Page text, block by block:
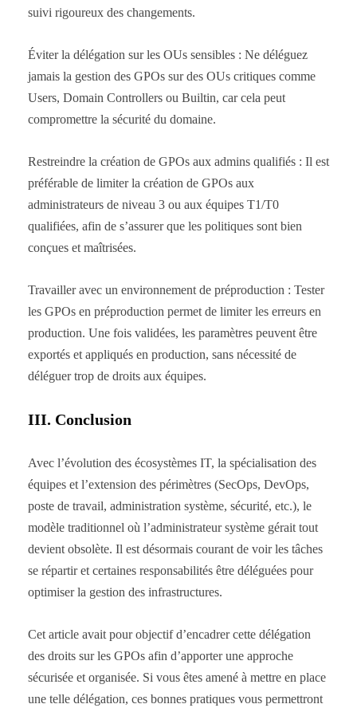
suivi rigoureux des changements.
Éviter la délégation sur les OUs sensibles : Ne déléguez
jamais la gestion des GPOs sur des OUs critiques comme
Users, Domain Controllers ou Builtin, car cela peut
compromettre la sécurité du domaine.
Restreindre la création de GPOs aux admins qualifiés : Il est
préférable de limiter la création de GPOs aux
administrateurs de niveau 3 ou aux équipes T1/T0
qualifiées, afin de s’assurer que les politiques sont bien
conçues et maîtrisées.
Travailler avec un environnement de préproduction : Tester
les GPOs en préproduction permet de limiter les erreurs en
production. Une fois validées, les paramètres peuvent être
exportés et appliqués en production, sans nécessité de
déléguer trop de droits aux équipes.
III. Conclusion
Avec l’évolution des écosystèmes IT, la spécialisation des
équipes et l’extension des périmètres (SecOps, DevOps,
poste de travail, administration système, sécurité, etc.), le
modèle traditionnel où l’administrateur système gérait tout
devient obsolète. Il est désormais courant de voir les tâches
se répartir et certaines responsabilités être déléguées pour
optimiser la gestion des infrastructures.
Cet article avait pour objectif d’encadrer cette délégation
des droits sur les GPOs afin d’apporter une approche
sécurisée et organisée. Si vous êtes amené à mettre en place
une telle délégation, ces bonnes pratiques vous permettront